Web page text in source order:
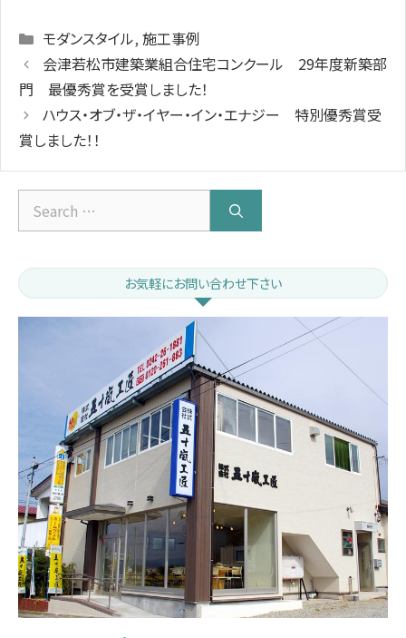
Categories
モダンスタイル, 施工事例
会津若松市建築業組合住宅コンクール 29年度新築部
門 最優秀賞を受賞しました！
ハウス・オブ・ザ・イヤー・イン・エナジー 特別優秀賞受
賞しました！！
Search
for:
お気軽にお問い合わせ下さい